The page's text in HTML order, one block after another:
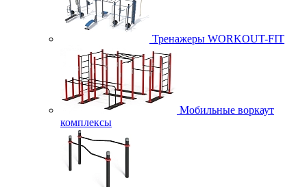
Тренажеры WORKOUT-FIT
Мобильные воркаут
комплексы